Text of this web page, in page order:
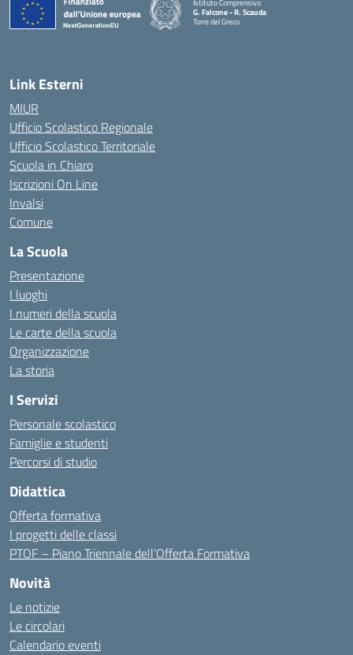
Istituto Comprensivo
G. Falcone - R. Scauda
Torre del Greco
Link Esterni
MIUR
Ufficio Scolastico Regionale
Ufficio Scolastico Territoriale
Scuola in Chiaro
Iscrizioni On Line
Invalsi
Comune
La Scuola
Presentazione
I luoghi
I numeri della scuola
Le carte della scuola
Organizzazione
La storia
I Servizi
Personale scolastico
Famiglie e studenti
Percorsi di studio
Didattica
Offerta formativa
I progetti delle classi
PTOF – Piano Triennale dell’Offerta Formativa
Novità
Le notizie
Le circolari
Calendario eventi